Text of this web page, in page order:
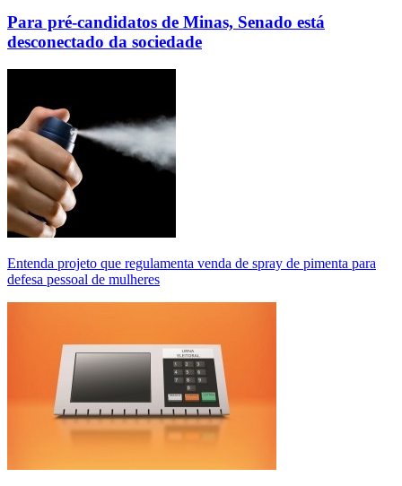
Para pré-candidatos de Minas, Senado está
desconectado da sociedade
Entenda projeto que regulamenta venda de spray de pimenta para
defesa pessoal de mulheres